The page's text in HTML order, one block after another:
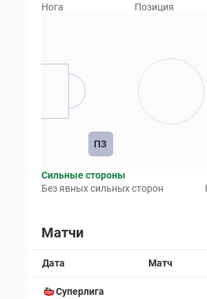
Нога Позиция
ПЗ
Сильные стороны
Без явных сильных сторон
Матчи
Дата Матч
Суперлига